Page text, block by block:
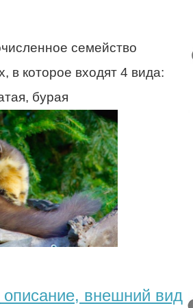
семейство
в которое входят 4 вида:
бурая
внешний вид